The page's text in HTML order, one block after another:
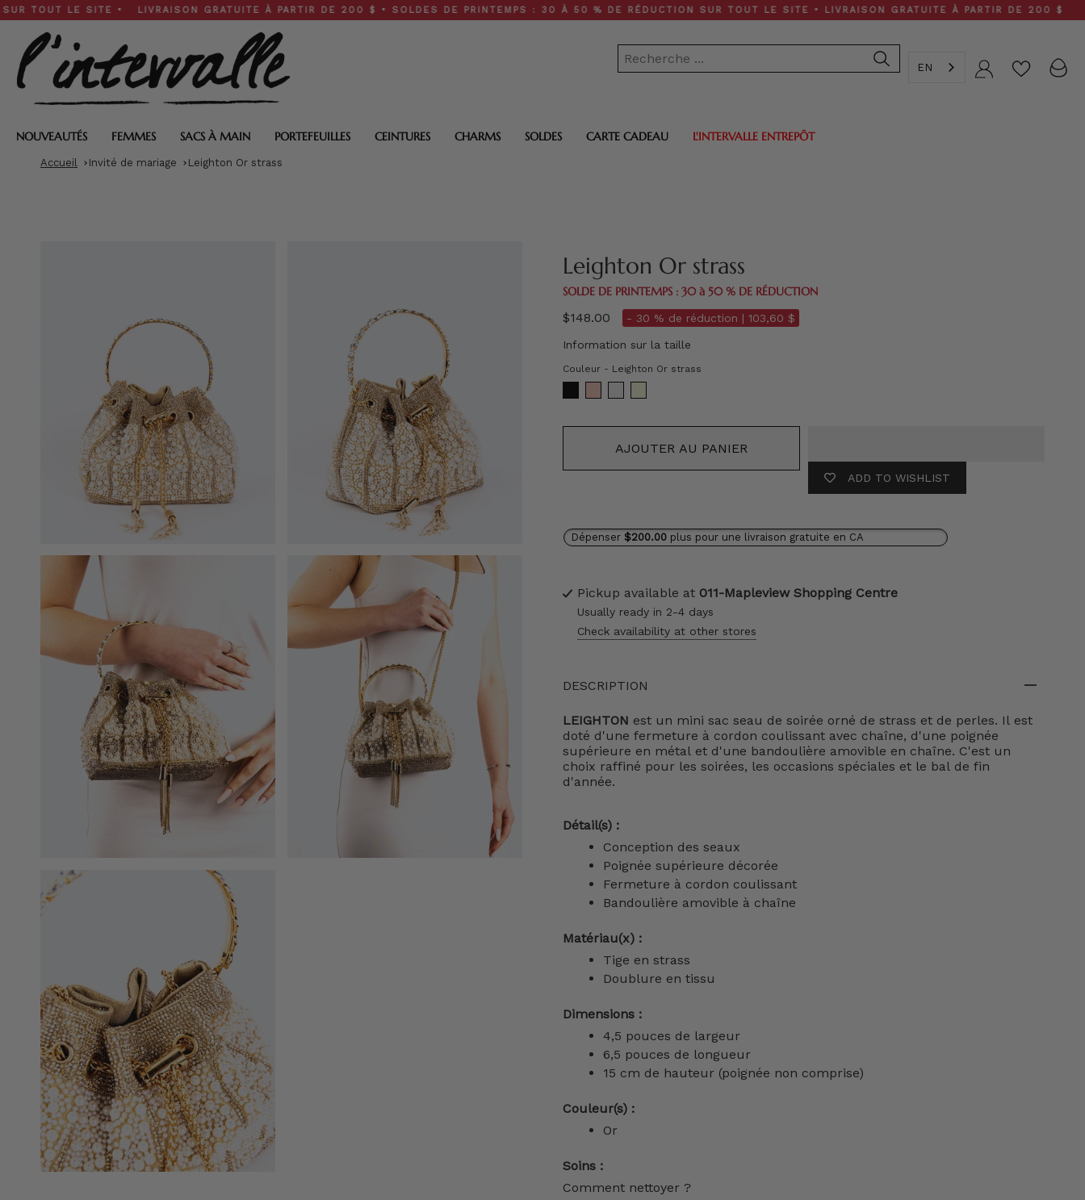
Skip
to
content
SITE • LIVRAISON GRATUITE À PARTIR DE 200 $ • SOLDES DE PRINTEMPS : 30 À 50 % DE RÉDUCTION SUR TOUT LE SITE • LIVRAISON GRATUITE À PARTIR DE 200 $
EN Compte
NOUVEAUTÉS FEMMES SACS À MAIN PORTEFEUILLES CEINTURES CHARMS SOLDES CARTE CADEAU L'INTERVALLE ENTREPÔT
Accueil Invité de mariage Leighton Or strass
Leighton Or strass
SOLDE DE PRINTEMPS : 30 à 50 % DE RÉDUCTION
$148.00 - 30 % de réduction | 103,60 $
Information sur la taille
Couleur - Leighton Or strass
AJOUTER AU PANIER
ADD TO WISHLIST
Dépenser $200.00 plus pour une livraison gratuite en CA
Pickup available at 011-Mapleview Shopping Centre
Usually ready in 2-4 days
Check availability at other stores
DESCRIPTION
LEIGHTON est un mini sac seau de soirée orné de strass et de perles. Il est
doté d'une fermeture à cordon coulissant avec chaîne, d'une poignée
supérieure en métal et d'une bandoulière amovible en chaîne. C'est un
choix raffiné pour les soirées, les occasions spéciales et le bal de fin
d'année.
Détail(s) :
Conception des seaux
Poignée supérieure décorée
Fermeture à cordon coulissant
Bandoulière amovible à chaîne
Matériau(x) :
Tige en strass
Doublure en tissu
Dimensions :
4,5 pouces de largeur
6,5 pouces de longueur
15 cm de hauteur (poignée non comprise)
Couleur(s) :
Or
Soins :
Comment nettoyer ?